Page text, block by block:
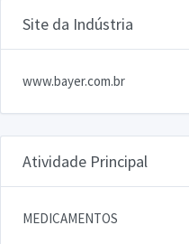
Site da Indústria
www.bayer.com.br
Atividade Principal
MEDICAMENTOS